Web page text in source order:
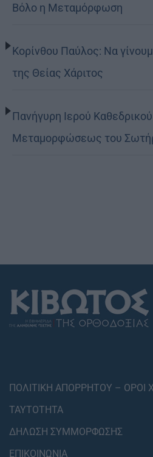
Βόλο η Μεταμόρφωση
Κορίνθου Παύλος: Να
της Θείας Χάριτος
Πανήγυρη Ιερού
Μεταμορφώσεως του
ΠΟΛΙΤΙΚΗ ΑΠΟΡΡΗΤΟΥ – ΟΡΟΙ
ΤΑΥΤΟΤΗΤΑ
ΔΗΛΩΣΗ ΣΥΜΜΟΡΦΩΣΗΣ
ΕΠΙΚΟΙΝΩΝΙΑ